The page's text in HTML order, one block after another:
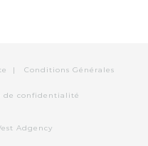
| Conditions Générales
de confidentialité
Adgency